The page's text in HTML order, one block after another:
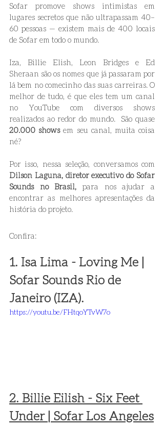
Sofar promove shows intimistas em
lugares secretos que não ultrapassam 40–
60 pessoas — existem mais de 400 locais
de Sofar em todo o mundo.
Iza, Billie Elish, Leon Bridges e Ed
Sheraan são os nomes que já passaram por
lá bem no comecinho das suas carreiras. O
melhor de tudo, é que eles tem um canal
no YouTube com diversos shows
20.000 shows em seu canal, muita coisa
né?
Dilson Laguna, diretor executivo do Sofar
Sounds no Brasil, para nos ajudar a
encontrar as melhores apresentações da
história do projeto.
Confira:
1. Isa Lima - Loving Me |
Sofar Sounds Rio de
Janeiro (IZA).
https://youtu.be/FHtqoYTvW7o
2. Billie Eilish - Six Feet
Under | Sofar Los Angeles